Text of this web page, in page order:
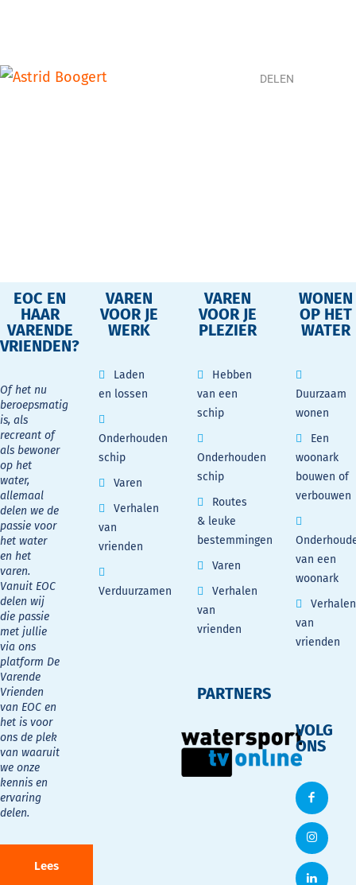
DELEN
EOC EN
HAAR
VARENDE
VRIENDEN?
Of het nu
beroepsmatig
is, als
recreant of
als bewoner
op het
water,
allemaal
delen we de
passie voor
het water
en het
varen.
Vanuit EOC
delen wij
die passie
met jullie
via ons
platform De
Varende
Vrienden
van EOC en
het is voor
ons de plek
van waaruit
we onze
kennis en
ervaring
delen.
Lees
VAREN
VOOR JE
WERK
Laden
en lossen
Onderhouden
schip
Varen
Verhalen
van
vrienden
Verduurzamen
VAREN
VOOR JE
PLEZIER
Hebben
van een
schip
Onderhouden
schip
Routes
& leuke
bestemmingen
Varen
Verhalen
van
vrienden
PARTNERS
WONEN
OP HET
WATER
Duurzaam
wonen
Een
woonark
bouwen of
verbouwen
van een
woonark
Verhalen
van
vrienden
VOLG
ONS